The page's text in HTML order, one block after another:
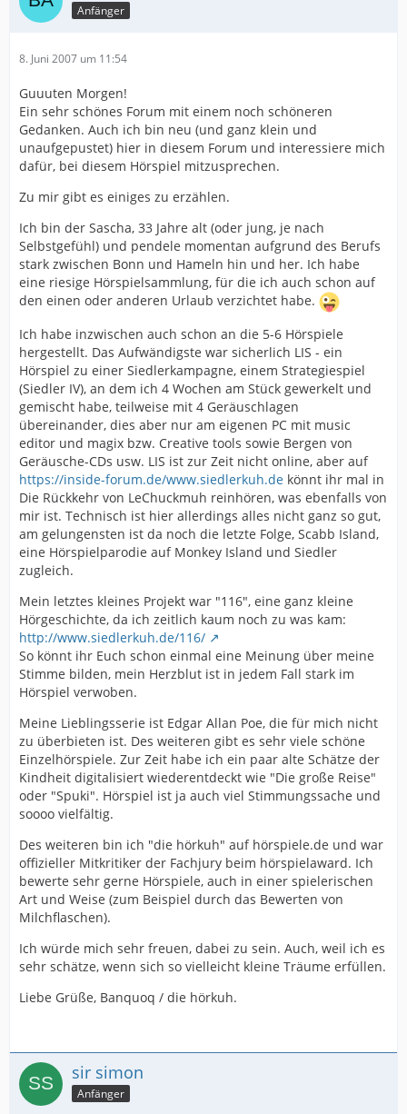
Anfänger
8. Juni 2007 um 11:54
Guuuten Morgen!
Ein sehr schönes Forum mit einem noch schöneren
Gedanken. Auch ich bin neu (und ganz klein und
unaufgepustet) hier in diesem Forum und interessiere mich
dafür, bei diesem Hörspiel mitzusprechen.
Zu mir gibt es einiges zu erzählen.
Ich bin der Sascha, 33 Jahre alt (oder jung, je nach
Selbstgefühl) und pendele momentan aufgrund des Berufs
stark zwischen Bonn und Hameln hin und her. Ich habe
eine riesige Hörspielsammlung, für die ich auch schon auf
den einen oder anderen Urlaub verzichtet habe.
Ich habe inzwischen auch schon an die 5-6 Hörspiele
hergestellt. Das Aufwändigste war sicherlich LIS - ein
Hörspiel zu einer Siedlerkampagne, einem Strategiespiel
(Siedler IV), an dem ich 4 Wochen am Stück gewerkelt und
gemischt habe, teilweise mit 4 Geräuschlagen
übereinander, dies aber nur am eigenen PC mit music
editor und magix bzw. Creative tools sowie Bergen von
Geräusche-CDs usw. LIS ist zur Zeit nicht online, aber auf
https://inside-forum.de/www.siedlerkuh.de könnt ihr mal in
Die Rückkehr von LeChuckmuh reinhören, was ebenfalls von
mir ist. Technisch ist hier allerdings alles nicht ganz so gut,
am gelungensten ist da noch die letzte Folge, Scabb Island,
eine Hörspielparodie auf Monkey Island und Siedler
zugleich.
Mein letztes kleines Projekt war "116", eine ganz kleine
Hörgeschichte, da ich zeitlich kaum noch zu was kam:
http://www.siedlerkuh.de/116/
So könnt ihr Euch schon einmal eine Meinung über meine
Stimme bilden, mein Herzblut ist in jedem Fall stark im
Hörspiel verwoben.
Meine Lieblingsserie ist Edgar Allan Poe, die für mich nicht
zu überbieten ist. Des weiteren gibt es sehr viele schöne
Einzelhörspiele. Zur Zeit habe ich ein paar alte Schätze der
Kindheit digitalisiert wiederentdeckt wie "Die große Reise"
oder "Spuki". Hörspiel ist ja auch viel Stimmungssache und
soooo vielfältig.
Des weiteren bin ich "die hörkuh" auf hörspiele.de und war
offizieller Mitkritiker der Fachjury beim hörspielaward. Ich
bewerte sehr gerne Hörspiele, auch in einer spielerischen
Art und Weise (zum Beispiel durch das Bewerten von
Milchflaschen).
Ich würde mich sehr freuen, dabei zu sein. Auch, weil ich es
sehr schätze, wenn sich so vielleicht kleine Träume erfüllen.
Liebe Grüße, Banquoq / die hörkuh.
sir simon
Anfänger